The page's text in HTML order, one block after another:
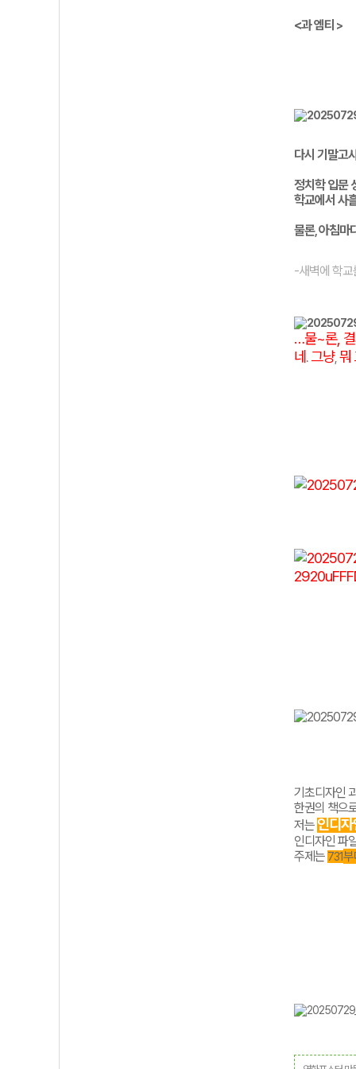
<과 엠티 >
다시 기말고
정치학 입문
학교에서 사
물론, 아침마
-새벽에 학교
…물~론,
네 . 그냥, 뭐
기초디자인
한권의 책으
저는인디자
인디자인 파
주제는 731